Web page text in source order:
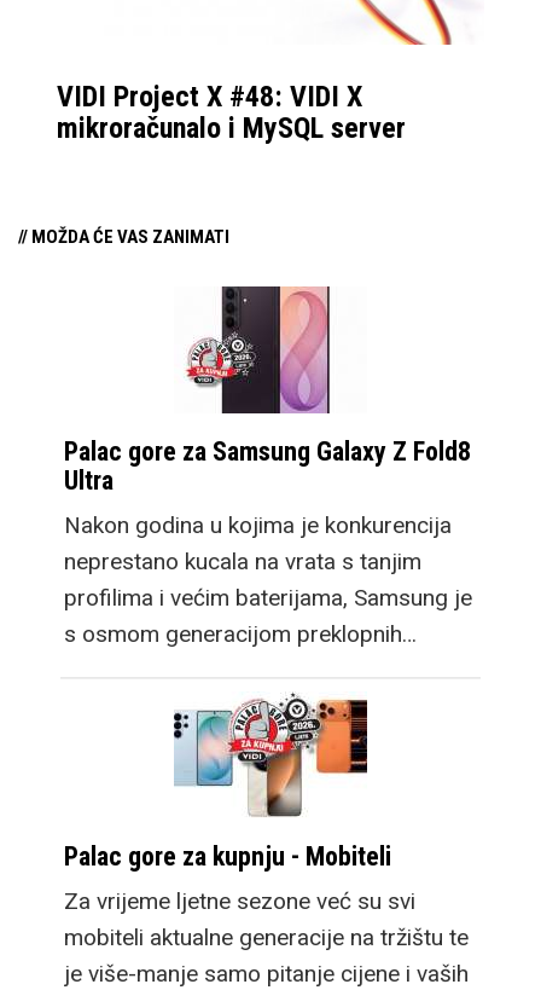
VIDI Project X #48: VIDI X
mikroračunalo i MySQL server
// MOŽDA ĆE VAS ZANIMATI
Palac gore za Samsung Galaxy Z Fold8
Ultra
Nakon godina u kojima je konkurencija
neprestano kucala na vrata s tanjim
profilima i većim baterijama, Samsung je
s osmom generacijom preklopnih…
Palac gore za kupnju - Mobiteli
Za vrijeme ljetne sezone već su svi
mobiteli aktualne generacije na tržištu te
je više-manje samo pitanje cijene i vaših